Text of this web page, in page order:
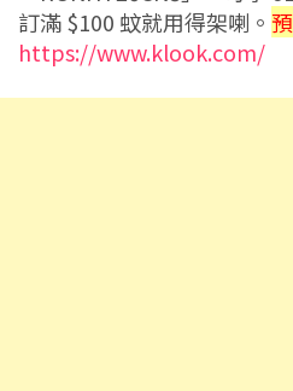
訂滿 $100 蚊就用得架喇。
https://www.klook.com/